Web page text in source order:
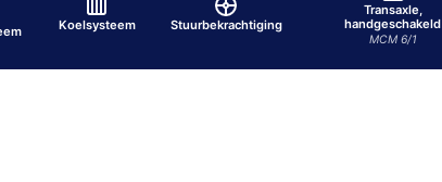
Koelsysteem Stuurbekrachtiging
Transaxle,
handgeschakeld
MCM 6/1